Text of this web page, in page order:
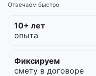
Отвечаем быстро
10+ лет
опыта
Фиксируем
смету в договоре